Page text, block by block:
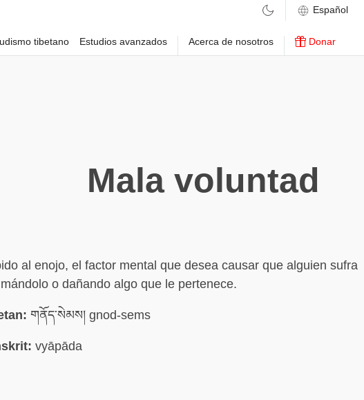
tibetano Estudios avanzados Acerca de nosotros Donar
Mala voluntad
al enojo, el factor mental que desea causar que alguien sufra
o dañando algo que le pertenece.
གནོད་སེམས། gnod-sems
vyāpāda